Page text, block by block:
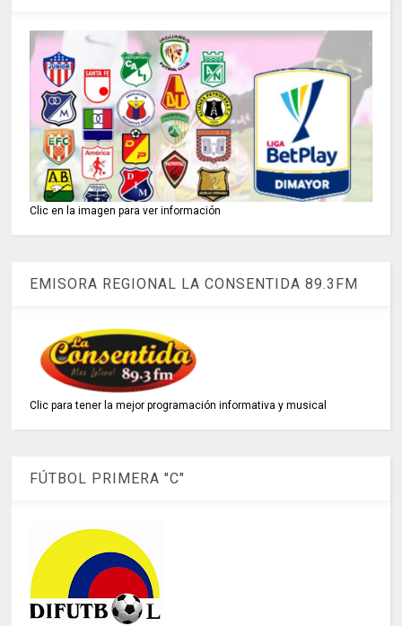
Clic en la imagen para ver información
EMISORA REGIONAL LA CONSENTIDA 89.3FM
Clic para tener la mejor programación informativa y musical
FÚTBOL PRIMERA "C"